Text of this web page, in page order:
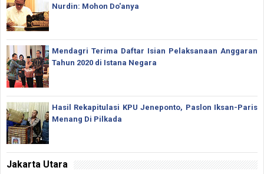
Nurdin: Mohon Do'anya
Mendagri Terima Daftar Isian Pelaksanaan Anggaran
Tahun 2020 di Istana Negara
Hasil Rekapitulasi KPU Jeneponto, Paslon Iksan-Paris
Menang Di Pilkada
Jakarta Utara